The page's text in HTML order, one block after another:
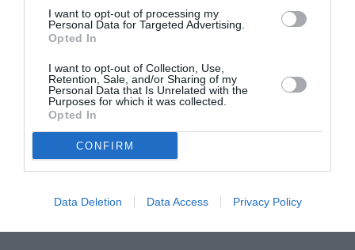
I want to opt-out of processing my
Personal Data for Targeted Advertising.
Opted In
I want to opt-out of Collection, Use,
Retention, Sale, and/or Sharing of my
Personal Data that Is Unrelated with the
Purposes for which it was collected.
Opted In
CONFIRM
Data Deletion Data Access Privacy Policy
anumitor activități, sau purtarea măștii de protecție.
inclusiv a celor private, e permisă, fără să mai existe
restricții legate de capacitatea localurilor în care se
organizează sau intervalele orare în care pot fi
organizate.